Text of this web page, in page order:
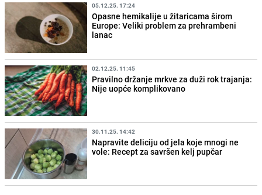
05.12.25. 17:24
Opasne hemikalije u žitaricama širom
Europe: Veliki problem za prehrambeni
lanac
02.12.25. 11:45
Pravilno držanje mrkve za duži rok trajanja:
Nije uopće komplikovano
30.11.25. 14:42
Napravite deliciju od jela koje mnogi ne
vole: Recept za savršen kelj pupčar